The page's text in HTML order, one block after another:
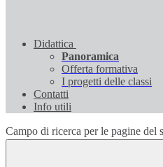
Didattica
Panoramica
Offerta formativa
I progetti delle classi
Contatti
Info utili
Campo di ricerca per le pagine del